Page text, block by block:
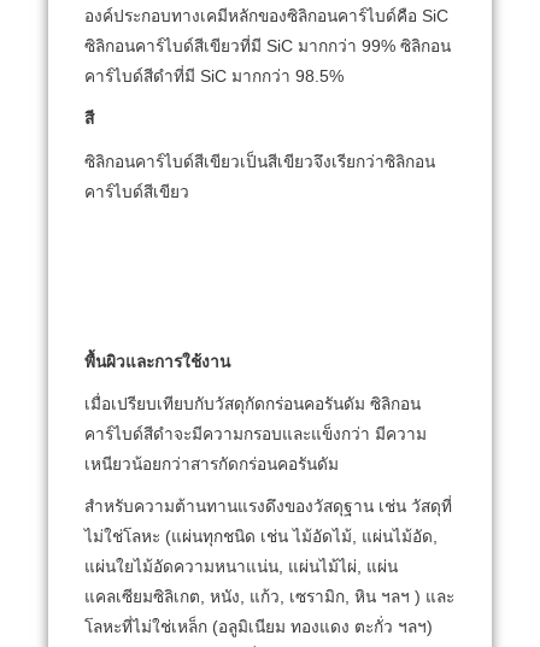
องค์ประกอบทางเคมีหลักของซิลิกอนคาร์ไบด์คือ SiC
ซิลิกอนคาร์ไบด์สีเขียวที่มี SiC มากกว่า 99% ซิลิกอน
คาร์ไบด์สีดำที่มี SiC มากกว่า 98.5%
สี
ซิลิกอนคาร์ไบด์สีเขียวเป็นสีเขียวจึงเรียกว่าซิลิกอน
คาร์ไบด์สีเขียว
พื้นผิวและการใช้งาน
เมื่อเปรียบเทียบกับวัสดุกัดกร่อนคอรันดัม ซิลิกอน
คาร์ไบด์สีดำจะมีความกรอบและแข็งกว่า มีความ
เหนียวน้อยกว่าสารกัดกร่อนคอรันดัม
สำหรับความต้านทานแรงดึงของวัสดุฐาน เช่น วัสดุที่
ไม่ใช่โลหะ (แผ่นทุกชนิด เช่น ไม้อัดไม้, แผ่นไม้อัด,
แผ่นใยไม้อัดความหนาแน่น, แผ่นไม้ไผ่, แผ่น
แคลเซียมซิลิเกต, หนัง, แก้ว, เซรามิก, หิน ฯลฯ ) และ
โลหะที่ไม่ใช่เหล็ก (อลูมิเนียม ทองแดง ตะกั่ว ฯลฯ)